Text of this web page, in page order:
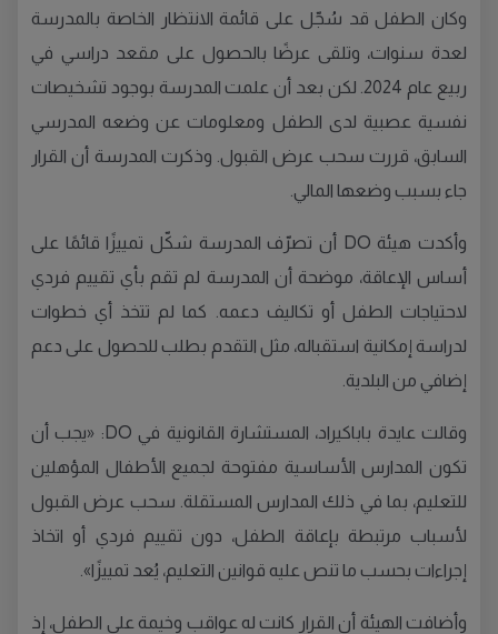
وكان الطفل قد سُجّل على قائمة الانتظار الخاصة بالمدرسة
لعدة سنوات، وتلقى عرضًا بالحصول على مقعد دراسي في
ربيع عام 2024. لكن بعد أن علمت المدرسة بوجود تشخيصات
نفسية عصبية لدى الطفل ومعلومات عن وضعه المدرسي
السابق، قررت سحب عرض القبول. وذكرت المدرسة أن القرار
جاء بسبب وضعها المالي.
وأكدت هيئة DO أن تصرّف المدرسة شكّل تمييزًا قائمًا على
أساس الإعاقة، موضحة أن المدرسة لم تقم بأي تقييم فردي
لاحتياجات الطفل أو تكاليف دعمه. كما لم تتخذ أي خطوات
لدراسة إمكانية استقباله، مثل التقدم بطلب للحصول على دعم
إضافي من البلدية.
وقالت عايدة باباكيراد، المستشارة القانونية في DO: «يجب أن
تكون المدارس الأساسية مفتوحة لجميع الأطفال المؤهلين
للتعليم، بما في ذلك المدارس المستقلة. سحب عرض القبول
لأسباب مرتبطة بإعاقة الطفل، دون تقييم فردي أو اتخاذ
إجراءات بحسب ما تنص عليه قوانين التعليم، يُعد تمييزًا».
وأضافت الهيئة أن القرار كانت له عواقب وخيمة على الطفل، إذ